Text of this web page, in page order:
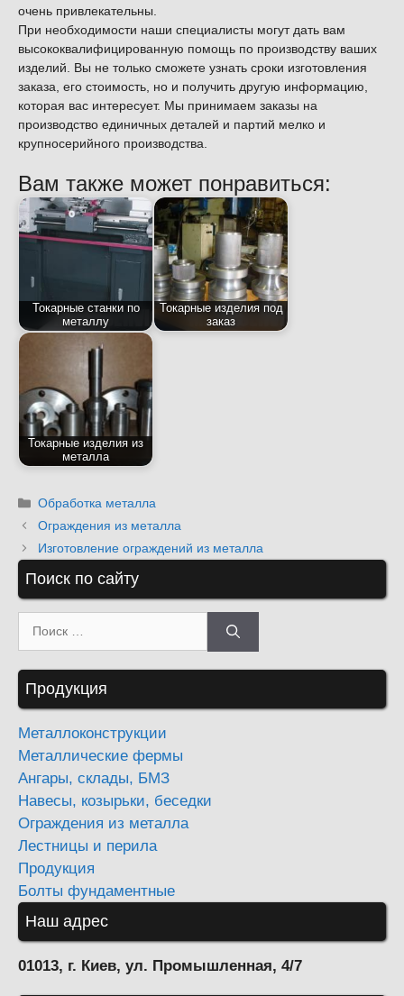
очень привлекательны.
При необходимости наши специалисты могут дать вам
высококвалифицированную помощь по производству ваших
изделий. Вы не только сможете узнать сроки изготовления
заказа, его стоимость, но и получить другую информацию,
которая вас интересует. Мы принимаем заказы на
производство единичных деталей и партий мелко и
крупносерийного производства.
Вам также может понравиться:
Токарные станки по
металлу
Токарные изделия под
заказ
Токарные изделия из
металла
Рубрики
Обработка металла
Ограждения из металла
Изготовление ограждений из металла
Поиск по сайту
Поиск:
Продукция
Металлоконструкции
Металлические фермы
Ангары, склады, БМЗ
Навесы, козырьки, беседки
Ограждения из металла
Лестницы и перила
Продукция
Болты фундаментные
Наш адрес
01013, г. Киев, ул. Промышленная, 4/7